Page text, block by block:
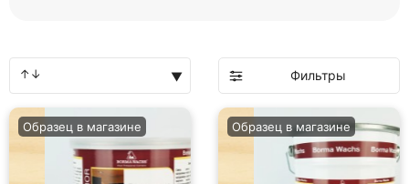
Фильтры
Образец в магазине Образец в магазине